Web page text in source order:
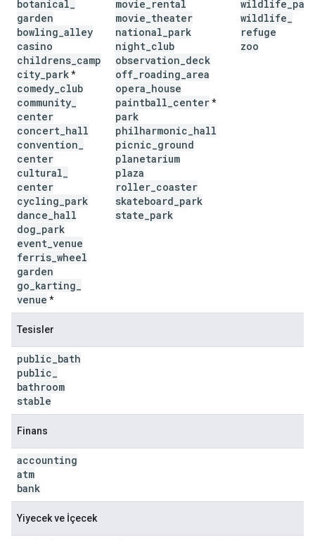
botanical
garden
bowling alley
casino
childrens camp
city park*
comedy club
community
center
concert hall
convention
center
cultural
center
cycling park
dance hall
dog park
event venue
ferris wheel
garden
go karting
venue *
movie rental
movie theater
national park
night club
observation deck
off roading area
opera house
paintball center*
park
philharmonic hall
picnic ground
planetarium
plaza
roller coaster
skateboard park
state park
wildlife park
wildlife
refuge
zoo
Tesisler
public bath
public
bathroom
stable
Finans
accounting
atm
bank
Yiyecek ve İçecek